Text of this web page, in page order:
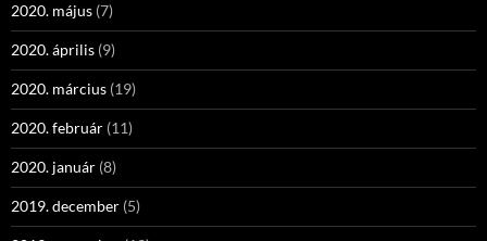
2020. május (7)
2020. április (9)
2020. március (19)
2020. február (11)
2020. január (8)
2019. december (5)